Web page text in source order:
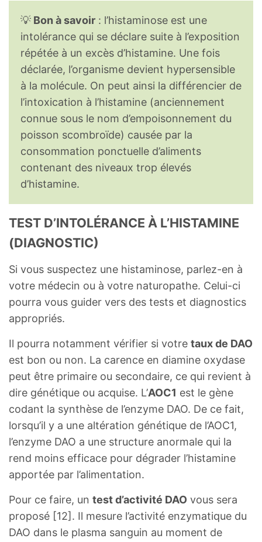
💡 Bon à savoir : l’histaminose est une
intolérance qui se déclare suite à l’exposition
répétée à un excès d’histamine. Une fois
déclarée, l’organisme devient hypersensible
à la molécule. On peut ainsi la différencier de
l’intoxication à l’histamine (anciennement
connue sous le nom d’empoisonnement du
poisson scombroïde) causée par la
consommation ponctuelle d’aliments
contenant des niveaux trop élevés
d’histamine.
TEST D’INTOLÉRANCE À L’HISTAMINE
(DIAGNOSTIC)
Si vous suspectez une histaminose, parlez-en à
votre médecin ou à votre naturopathe. Celui-ci
pourra vous guider vers des tests et diagnostics
appropriés.
Il pourra notamment vérifier si votre taux de DAO
est bon ou non. La carence en diamine oxydase
peut être primaire ou secondaire, ce qui revient à
dire génétique ou acquise. L’AOC1 est le gène
codant la synthèse de l’enzyme DAO. De ce fait,
lorsqu’il y a une altération génétique de l’AOC1,
l’enzyme DAO a une structure anormale qui la
rend moins efficace pour dégrader l’histamine
apportée par l’alimentation.
Pour ce faire, un test d’activité DAO vous sera
proposé [12]. Il mesure l’activité enzymatique du
DAO dans le plasma sanguin au moment de